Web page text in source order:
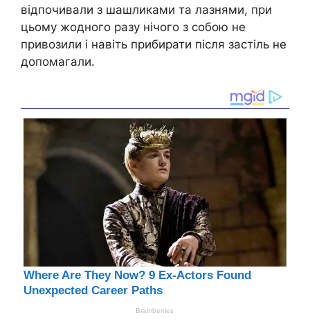
відпочивали з шашликами та лазнями, при
цьому жодного разу нічого з собою не
привозили і навіть прибирати після застіль не
допомагали.